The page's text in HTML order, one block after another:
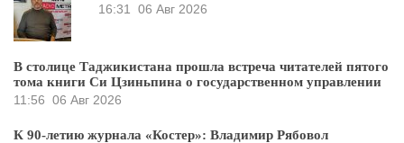
16:31
06 Авг 2026
В столице Таджикистана прошла встреча читателей пятого
тома книги Си Цзиньпина о государственном управлении
11:56 06 Авг 2026
К 90-летию журнала «Костер»: Владимир Рябовол